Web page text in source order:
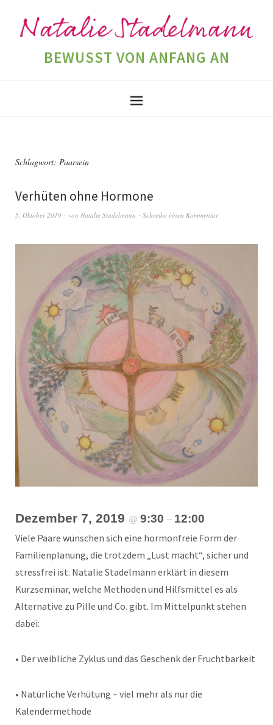
BEWUSST VON ANFANG AN
Schlagwort: Paarsein
Verhüten ohne Hormone
5. Oktober 2019 von Natalie Stadelmann Schreibe einen Kommentar
Dezember 7, 2019 @ 9:30 – 12:00
Viele Paare wünschen sich eine hormonfreie Form der
Familienplanung, die trotzdem „Lust macht“, sicher und
stressfrei ist. Natalie Stadelmann erklärt in diesem
Kurzseminar, welche Methoden und Hilfsmittel es als
Alternative zu Pille und Co. gibt. Im Mittelpunkt stehen
dabei:
• Der weibliche Zyklus und das Geschenk der Fruchtbarkeit
• Natürliche Verhütung – viel mehr als nur die
Kalendermethode